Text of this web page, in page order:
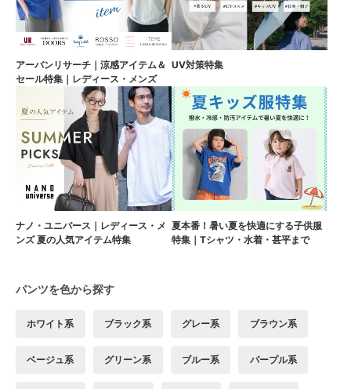
アーバンリサーチ｜涼感アイテム＆
セール特集｜レディース・メンズ
UV対策特集
ナノ・ユニバース｜レディース・メ
ンズ 夏の人気アイテム特集
夏本番！暑い夏を快適にする子供服
特集｜Tシャツ・水着・甚平まで
パンツを色から探す
ホワイト系 ブラック系 グレー系 ブラウン系
ベージュ系 グリーン系 ブルー系 パープル系